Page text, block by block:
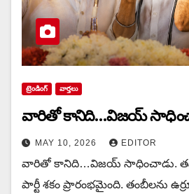
ట్రెండింగ్ వార్త‌లు
వారితో కానిది…విజయ్
MAY 10, 2026 EDITOR
వారితో కానిది…విజయ్ సాధించాడు.
పార్టీ శ‌కం ప్రారంభ‌మైంది. తంబీల‌ను